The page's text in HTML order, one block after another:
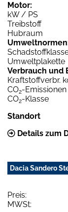
Motor:
kW / PS
Treibstoff
Hubraum
Umweltplakette
Verbrauch und
Kraftstoffverbr.
CO2-
CO2-Klasse
Standort
Details zum
Dacia Sandero
Preis:
MWSt: